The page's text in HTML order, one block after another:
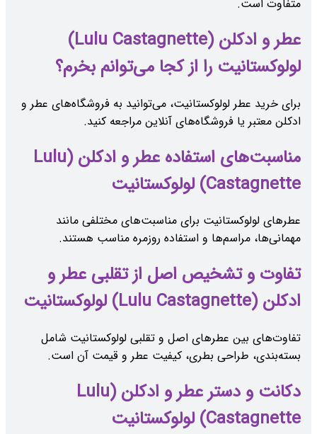
متفاوت است.
عطر و ادکلن (Lulu Castagnette)
لولوکستانیت را از کجا می‌توانم بخرم؟
برای خرید عطر لولوکستانیت، می‌توانید به فروشگاه‌های عطر و
ادکلن معتبر یا فروشگاه‌های آنلاین مراجعه کنید.
مناسبت‌های استفاده عطر و ادکلن (Lulu
Castagnette) لولوکستانیت
عطرهای لولوکستانیت برای مناسبت‌های مختلفی مانند
مهمانی‌ها، مراسم‌ها و استفاده روزمره مناسب هستند.
تفاوت و تشخیص اصل از تقلبی عطر و
ادکلن (Lulu Castagnette) لولوکستانیت
تفاوت‌های بین عطرهای اصل و تقلبی لولوکستانیت شامل
بسته‌بندی، طراحی بطری، کیفیت عطر و قیمت آن است.
دکانت و دستر عطر و ادکلن (Lulu
Castagnette) لولوکستانیت